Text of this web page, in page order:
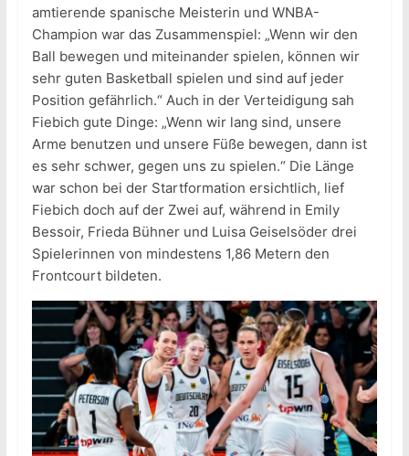
amtierende spanische Meisterin und WNBA-
Champion war das Zusammenspiel: „Wenn wir den
Ball bewegen und miteinander spielen, können wir
sehr guten Basketball spielen und sind auf jeder
Position gefährlich.“ Auch in der Verteidigung sah
Fiebich gute Dinge: „Wenn wir lang sind, unsere
Arme benutzen und unsere Füße bewegen, dann ist
es sehr schwer, gegen uns zu spielen.“ Die Länge
war schon bei der Startformation ersichtlich, lief
Fiebich doch auf der Zwei auf, während in Emily
Bessoir, Frieda Bühner und Luisa Geiselsöder drei
Spielerinnen von mindestens 1,86 Metern den
Frontcourt bildeten.